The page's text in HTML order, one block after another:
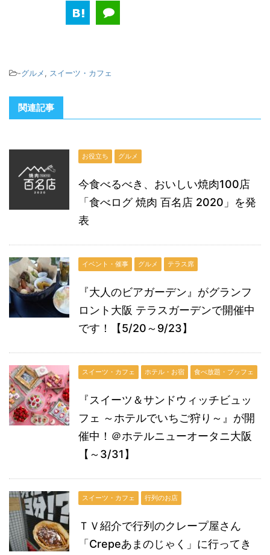
-グルメ, スイーツ・カフェ
関連記事
お役立ち グルメ
今食べるべき、おいしい焼肉100店
「食べログ 焼肉 百名店 2020」を発
表
イベント・催事 グルメ テラス席
『大人のビアガーデン』がグランフ
ロント大阪 テラスガーデンで開催中
です！【5/20～9/23】
スイーツ・カフェ ホテル・お宿 食べ放題・ブッフェ
『スイーツ＆サンドウィッチビュッ
フェ ～ホテルでいちご狩り～』が開
催中！＠ホテルニューオータニ大阪
【～3/31】
スイーツ・カフェ 行列のお店
ＴＶ紹介で行列のクレープ屋さん
「Crepeあまのじゃく」に行ってき